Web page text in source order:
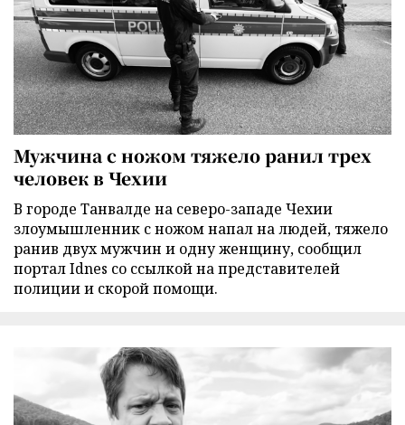
Мужчина с ножом тяжело ранил трех
человек в Чехии
В городе Танвалде на северо-западе Чехии
злоумышленник с ножом напал на людей, тяжело
ранив двух мужчин и одну женщину, сообщил
портал Idnes со ссылкой на представителей
полиции и скорой помощи.